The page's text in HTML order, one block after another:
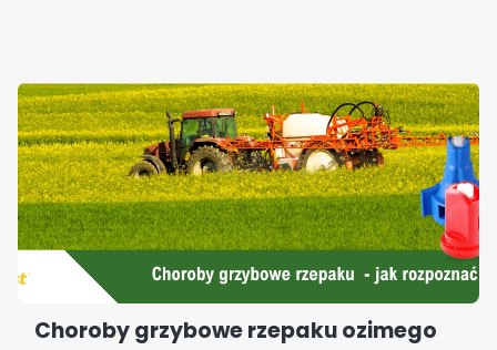
Choroby grzybowe rzepaku ozimego